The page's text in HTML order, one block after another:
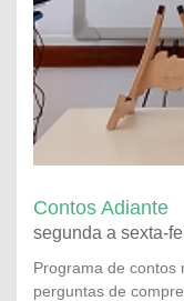
Contos Adiante
segunda a sexta-
Programa de contos
perguntas de